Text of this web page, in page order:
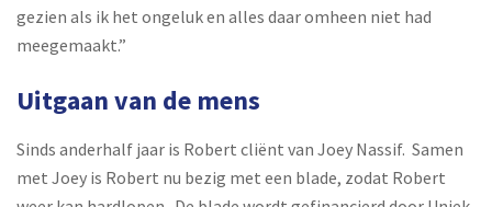
gezien als ik het ongeluk en alles daar omheen niet had
meegemaakt.”
Uitgaan van de mens
Sinds anderhalf jaar is Robert cliënt van Joey Nassif. Samen
met Joey is Robert nu bezig met een blade, zodat Robert